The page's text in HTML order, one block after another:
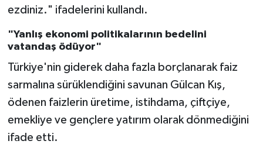
ezdiniz." ifadelerini kullandı.
"Yanlış ekonomi politikalarının bedelini
vatandaş ödüyor"
Türkiye'nin giderek daha fazla borçlanarak faiz
sarmalına sürüklendiğini savunan Gülcan Kış,
ödenen faizlerin üretime, istihdama, çiftçiye,
emekliye ve gençlere yatırım olarak dönmediğini
ifade etti.